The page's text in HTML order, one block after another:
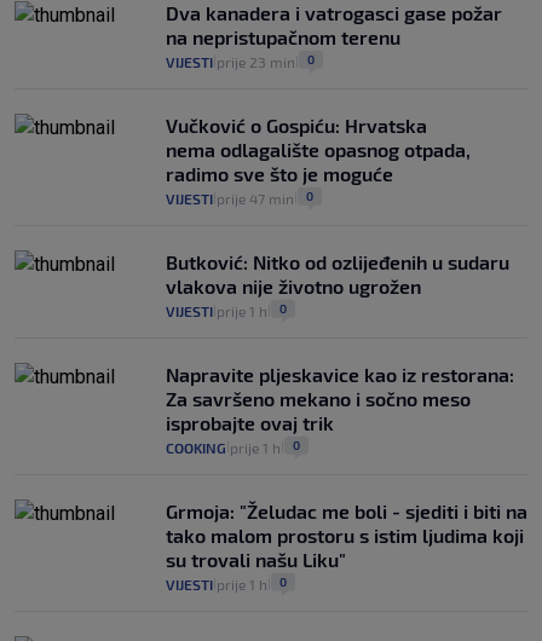
Dva kanadera i vatrogasci gase požar
na nepristupačnom terenu
VIJESTI prije 23 min 0
Vučković o Gospiću: Hrvatska
nema odlagalište opasnog otpada,
radimo sve što je moguće
VIJESTI prije 47 min 0
Butković: Nitko od ozlijeđenih u sudaru
vlakova nije životno ugrožen
VIJESTI prije 1 h 0
Napravite pljeskavice kao iz restorana:
Za savršeno mekano i sočno meso
isprobajte ovaj trik
COOKING prije 1 h 0
Grmoja: "Želudac me boli - sjediti i biti na
tako malom prostoru s istim ljudima koji
su trovali našu Liku"
VIJESTI prije 1 h 0